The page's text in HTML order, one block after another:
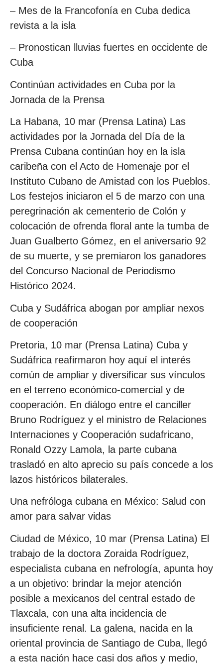
– Mes de la Francofonía en Cuba dedica
revista a la isla
– Pronostican lluvias fuertes en occidente de
Cuba
Continúan actividades en Cuba por la
Jornada de la Prensa
La Habana, 10 mar (Prensa Latina) Las
actividades por la Jornada del Día de la
Prensa Cubana continúan hoy en la isla
caribeña con el Acto de Homenaje por el
Instituto Cubano de Amistad con los Pueblos.
Los festejos iniciaron el 5 de marzo con una
peregrinación ak cementerio de Colón y
colocación de ofrenda floral ante la tumba de
Juan Gualberto Gómez, en el aniversario 92
de su muerte, y se premiaron los ganadores
del Concurso Nacional de Periodismo
Histórico 2024.
Cuba y Sudáfrica abogan por ampliar nexos
de cooperación
Pretoria, 10 mar (Prensa Latina) Cuba y
Sudáfrica reafirmaron hoy aquí el interés
común de ampliar y diversificar sus vínculos
en el terreno económico-comercial y de
cooperación. En diálogo entre el canciller
Bruno Rodríguez y el ministro de Relaciones
Internaciones y Cooperación sudafricano,
Ronald Ozzy Lamola, la parte cubana
trasladó en alto aprecio su país concede a los
lazos históricos bilaterales.
Una nefróloga cubana en México: Salud con
amor para salvar vidas
Ciudad de México, 10 mar (Prensa Latina) El
trabajo de la doctora Zoraida Rodríguez,
especialista cubana en nefrología, apunta hoy
a un objetivo: brindar la mejor atención
posible a mexicanos del central estado de
Tlaxcala, con una alta incidencia de
insuficiente renal. La galena, nacida en la
oriental provincia de Santiago de Cuba, llegó
a esta nación hace casi dos años y medio,